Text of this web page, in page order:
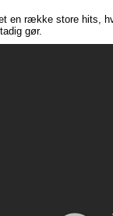
en række store hits,
gør.